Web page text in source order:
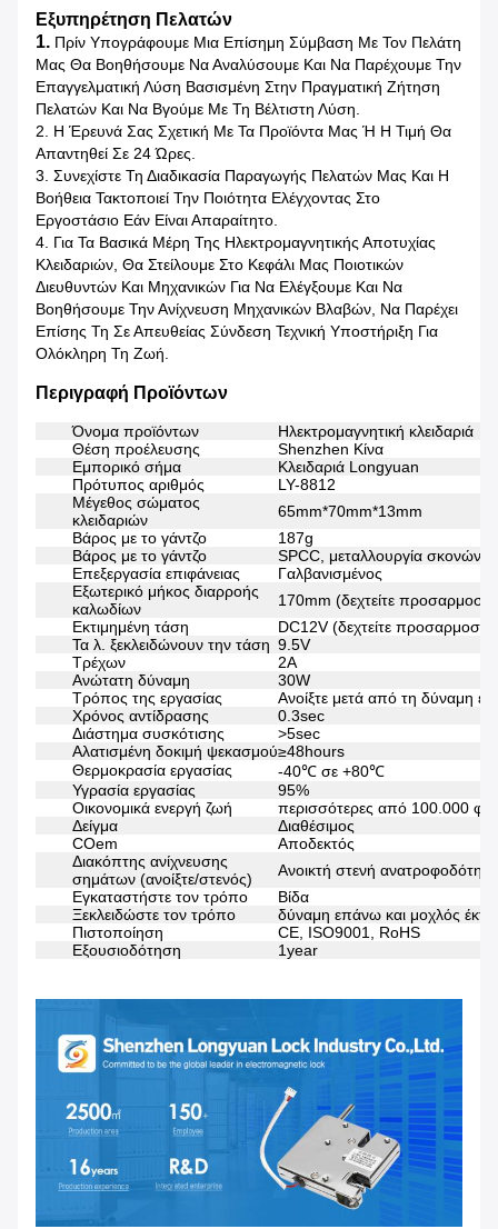
Εξυπηρέτηση Πελατών
1. Πρίν Υπογράφουμε Μια Επίσημη Σύμβαση Με Τον Πελάτη
Μας Θα Βοηθήσουμε Να Αναλύσουμε Και Να Παρέχουμε Την
Επαγγελματική Λύση Βασισμένη Στην Πραγματική Ζήτηση
Πελατών Και Να Βγούμε Με Τη Βέλτιστη Λύση.
2. Η Έρευνά Σας Σχετική Με Τα Προϊόντα Μας Ή Η Τιμή Θα
Απαντηθεί Σε 24 Ώρες.
3. Συνεχίστε Τη Διαδικασία Παραγωγής Πελατών Μας Και Η
Βοήθεια Τακτοποιεί Την Ποιότητα Ελέγχοντας Στο
Εργοστάσιο Εάν Είναι Απαραίτητο.
4. Για Τα Βασικά Μέρη Της Ηλεκτρομαγνητικής Αποτυχίας
Κλειδαριών, Θα Στείλουμε Στο Κεφάλι Μας Ποιοτικών
Διευθυντών Και Μηχανικών Για Να Ελέγξουμε Και Να
Βοηθήσουμε Την Ανίχνευση Μηχανικών Βλαβών, Να Παρέχει
Επίσης Τη Σε Απευθείας Σύνδεση Τεχνική Υποστήριξη Για
Ολόκληρη Τη Ζωή.
Περιγραφή Προϊόντων
Όνομα προϊόντων
Ηλεκτρομαγνητική κλειδαριά
Θέση προέλευσης
Shenzhen Κίνα
Εμπορικό σήμα
Κλειδαριά Longyuan
Πρότυπος αριθμός
LY-8812
Μέγεθος σώματος
κλειδαριών
65mm*70mm*13mm
Βάρος με το γάντζο
187g
Βάρος με το γάντζο
SPCC, μεταλλουργία σκονών
Επεξεργασία επιφάνειας
Γαλβανισμένος
Εξωτερικό μήκος διαρροής
καλωδίων
170mm (δεχτείτε
Εκτιμημένη τάση
DC12V (δεχτείτε
Τα λ. ξεκλειδώνουν την τάση 9.5V
Τρέχων
2A
Ανώτατη δύναμη
30W
Τρόπος της εργασίας
Ανοίξτε μετά από τη δύναμη
Χρόνος αντίδρασης
0.3sec
Διάστημα συσκότισης
>5sec
Αλατισμένη δοκιμή ψεκασμού≥48hours
Θερμοκρασία εργασίας
-40℃ σε +80℃
Υγρασία εργασίας
95%
Οικονομικά ενεργή ζωή
περισσότερες από 100.000
Δείγμα
Διαθέσιμος
COem
Αποδεκτός
Διακόπτης ανίχνευσης
σημάτων (ανοίξτε/στενός)
Ανοικτή στενή
Εγκαταστήστε τον τρόπο
Βίδα
Ξεκλειδώστε τον τρόπο
δύναμη επάνω και μοχλός
Πιστοποίηση
CE, ISO9001, RoHS
Εξουσιοδότηση
1year